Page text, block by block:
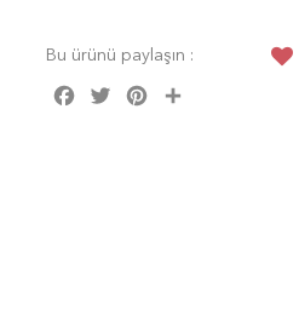
Bu ürünü paylaşın :
Facebook
Twitter Pinterest